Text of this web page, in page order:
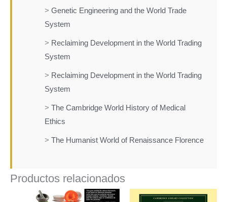
> Genetic Engineering and the World Trade
System
> Reclaiming Development in the World Trading
System
> Reclaiming Development in the World Trading
System
> The Cambridge World History of Medical
Ethics
> The Humanist World of Renaissance Florence
Productos relacionados